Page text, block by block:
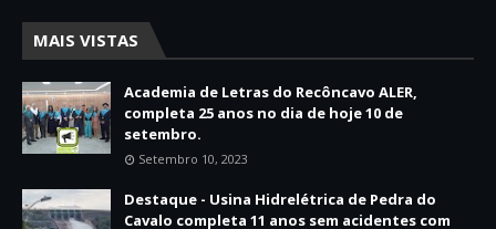
MAIS VISTAS
Academia de Letras do Recôncavo ALER,
completa 25 anos no dia de hoje 10 de
setembro.
Setembro 10, 2023
Destaque - Usina Hidrelétrica de Pedra do
Cavalo completa 11 anos sem acidentes com